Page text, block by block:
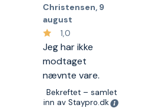
Christensen 9
august
1,0
Jeg har ikke
modtaget
nævnte vare.
Bekreftet – samlet
inn av Staypro.dk